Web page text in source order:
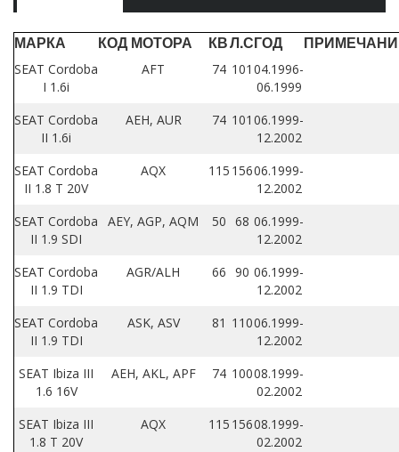
МАРКА КОД МОТОРА КВЛ.СГОД
SEAT Cordoba
I 1.6i
AFT 74 101 04.1996-
06.1999
SEAT Cordoba
II 1.6i
AEH, AUR 74 101 06.1999-
12.2002
SEAT Cordoba
II 1.8 T 20V
AQX 115 15606.1999-
12.2002
SEAT Cordoba
II 1.9 SDI
AEY, AGP, AQM 50 68 06.1999-
12.2002
SEAT Cordoba
II 1.9 TDI
AGR/ALH 66 90 06.1999-
12.2002
SEAT Cordoba
II 1.9 TDI
ASK, ASV 81 11006.1999-
12.2002
SEAT Ibiza III
1.6 16V
AEH, AKL, APF 74 10008.1999-
02.2002
SEAT Ibiza III
1.8 T 20V
AQX 115 15608.1999-
02.2002